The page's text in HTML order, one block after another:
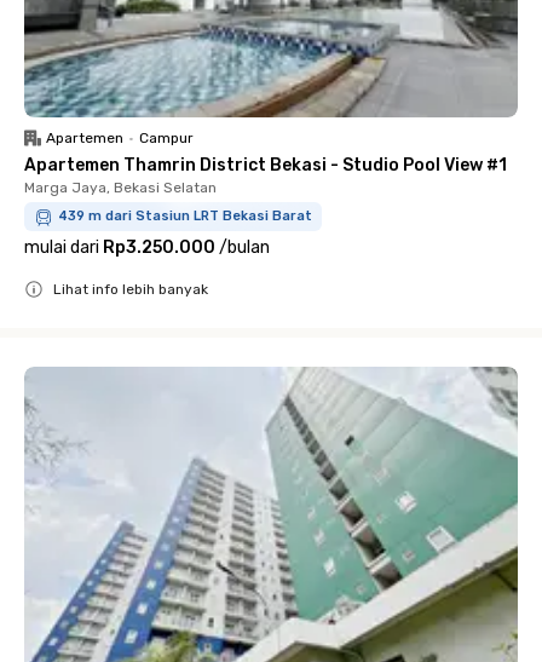
Apartemen • Campur
Apartemen Thamrin District Bekasi - Studio Pool View #1
Marga Jaya, Bekasi Selatan
439 m dari Stasiun LRT Bekasi Barat
mulai dari Rp3.250.000 /bulan
Lihat info lebih banyak